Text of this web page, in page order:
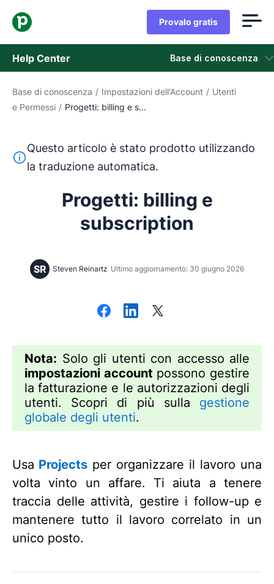
Provalo gratis
Help Center Base di conoscenza
Base di conoscenza
Contatta l'assistenza
Base di conoscenza / Impostazioni dell'Account / Utenti
e Permessi / Progetti: billing e s...
Questo testo è stato tradotto dall'inglese utilizzando
Questo articolo è stato prodotto utilizzando
la traduzione automatica.
Progetti: billing e
subscription
SR Steven Reinartz Ultimo aggiornamento: 30 giugno 2026
Nota: Solo gli utenti con accesso alle
impostazioni accountpossono gestire
la fatturazione e le autorizzazioni degli
utenti. Scopri di più sulla gestione
globale degli utenti.
Usa Projects per organizzare il lavoro una
volta vinto un affare. Ti aiuta a tenere
traccia delle attività, gestire i follow-up e
mantenere tutto il lavoro correlato in un
unico posto.